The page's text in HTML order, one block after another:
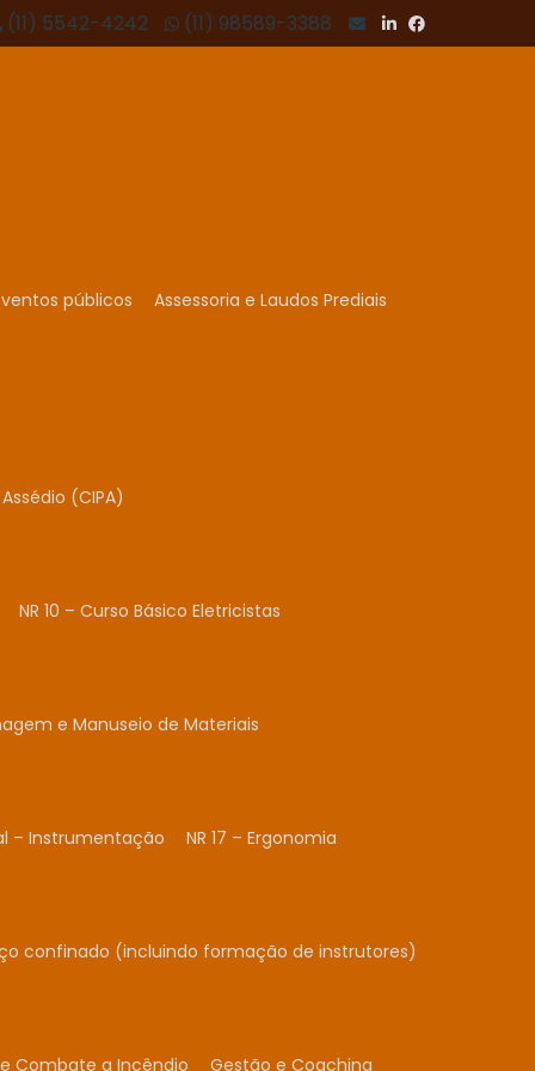
(11) 5542-4242 (11) 98589-3388
públicos Assessoria e Laudos Prediais
(CIPA)
NR 10 – Curso Básico Eletricistas
e Manuseio de Materiais
– Instrumentação NR 17 – Ergonomia
confinado (incluindo formação de instrutores)
Combate a Incêndio Gestão e Coaching